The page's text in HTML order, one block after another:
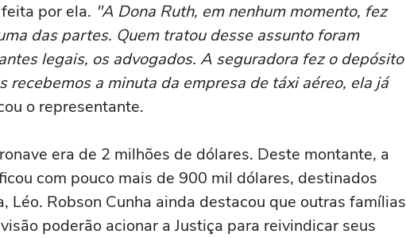
por ela. "A Dona Ruth, em nenhum momento, fez
das partes. Quem tratou desse assunto foram
legais, os advogados. A seguradora fez o depósito
recebemos a minuta da empresa de táxi aéreo, ela já
o representante.
era de 2 milhões de dólares. Deste montante, a
com pouco mais de 900 mil dólares, destinados
Léo. Robson Cunha ainda destacou que outras famílias
poderão acionar a Justiça para reivindicar seus